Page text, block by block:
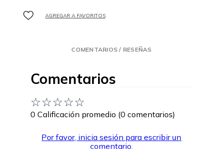
COMENTARIOS / RESEÑAS
Comentarios
☆☆☆☆☆
0 Calificación promedio (0 comentarios)
Por favor, inicia sesión para escribir un
comentario.